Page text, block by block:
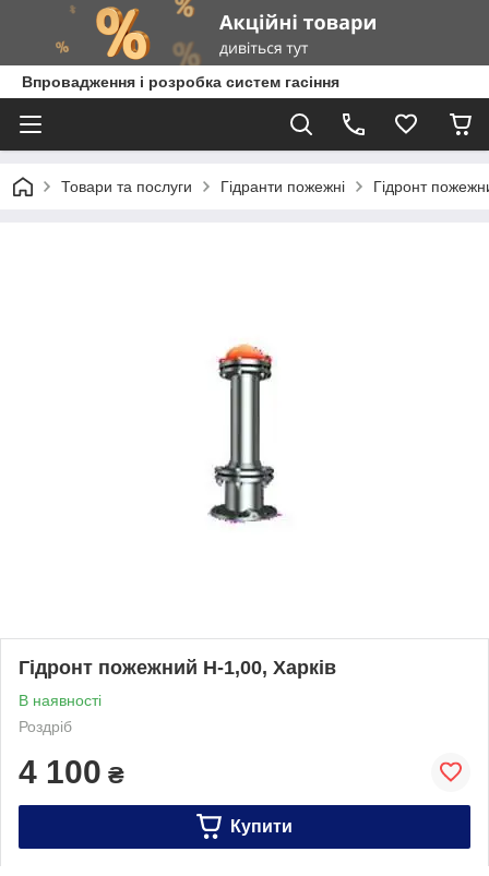
Впровадження і розробка систем гасіння
Товари та послуги Гідранти пожежні Гідронт
Гідронт пожежний Н-1,00, Харків
В наявності
Роздріб
4 100 ₴
Купити